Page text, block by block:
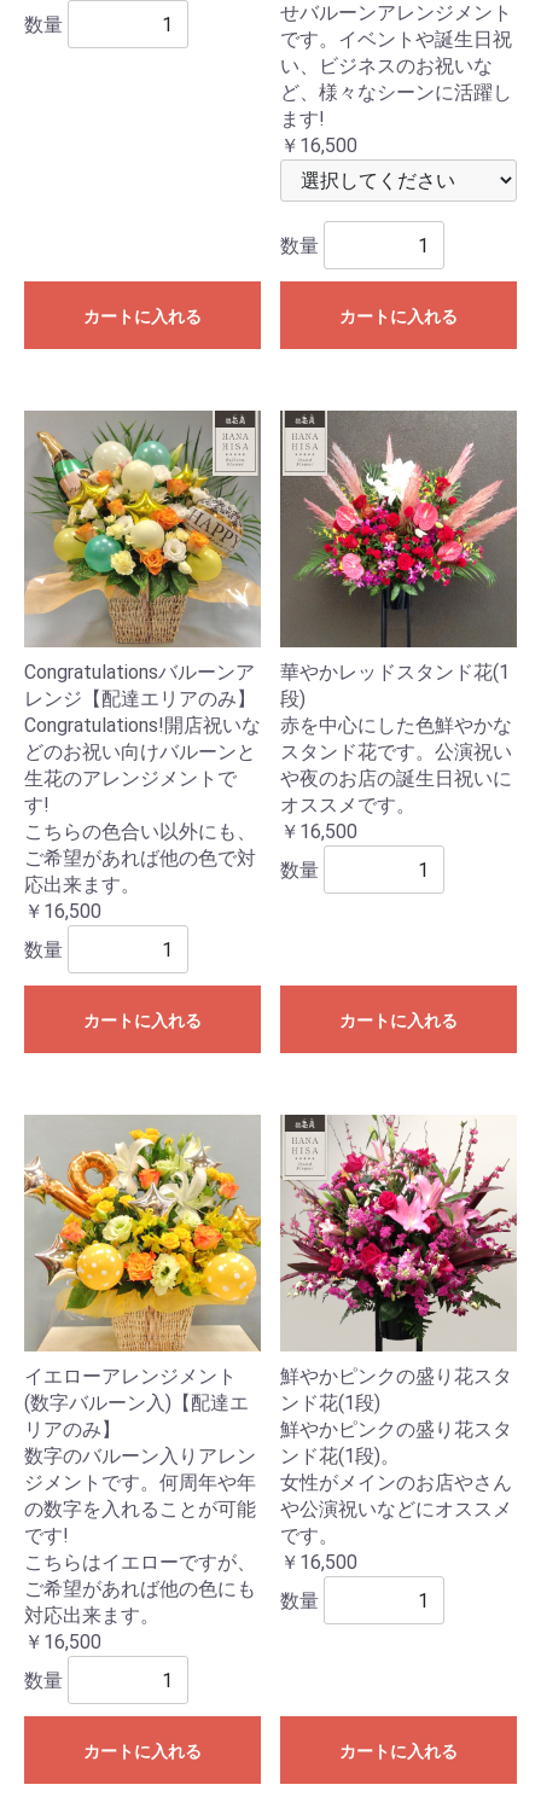
数量
カートに入れる
せバルーンアレンジメント
です。イベントや誕生日祝
い、ビジネスのお祝いな
ど、様々なシーンに活躍し
ます!
￥16,500
数量
カートに入れる
Congratulationsバルーンア
レンジ【配達エリアのみ】
Congratulations!開店祝いな
どのお祝い向けバルーンと
生花のアレンジメントで
す!
こちらの色合い以外にも、
ご希望があれば他の色で対
応出来ます。
￥16,500
数量
カートに入れる
華やかレッドスタンド花(1
段)
赤を中心にした色鮮やかな
スタンド花です。公演祝い
や夜のお店の誕生日祝いに
オススメです。
￥16,500
数量
カートに入れる
イエローアレンジメント
(数字バルーン入)【配達エ
リアのみ】
数字のバルーン入りアレン
ジメントです。何周年や年
の数字を入れることが可能
です!
こちらはイエローですが、
ご希望があれば他の色にも
対応出来ます。
￥16,500
数量
カートに入れる
鮮やかピンクの盛り花スタ
ンド花(1段)
鮮やかピンクの盛り花スタ
ンド花(1段)。
女性がメインのお店やさん
や公演祝いなどにオススメ
です。
￥16,500
数量
カートに入れる